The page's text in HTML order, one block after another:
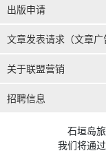
出版申请
文章发表请求（文章广
关于联盟营销
招聘信息
石垣岛
我们将通